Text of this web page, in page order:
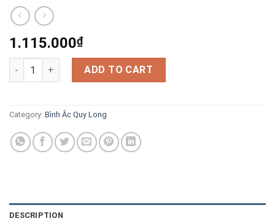
1.115.000₫
ẮC QUY KÍN KHÍ (VRLA AGM) LONG 12V-26AH (20HR),
ADD TO CART
Category: Bình Ắc Quy Long
DESCRIPTION